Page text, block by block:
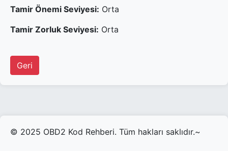
Tamir Önemi Seviyesi: Orta
Tamir Zorluk Seviyesi: Orta
Geri
© 2025 OBD2 Kod Rehberi. Tüm hakları saklıdır.~